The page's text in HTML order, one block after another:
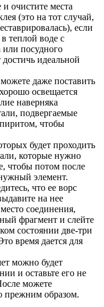
очистите места
(это на тот случай,
если
теплой воде с
или посудного
идеальной
даже поставить
освещается
наверняка
подвергаемые
чтобы
будет проходить
которые нужно
чтобы потом после
элемент.
что ее ворс
на нее
соединения,
фрагмент и слейте
состоянии две-три
время дается для
можно будет
и оставьте его не
можете
прежним образом.